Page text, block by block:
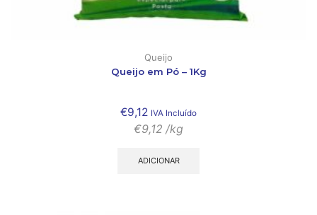
Queijo
Queijo em Pó – 1Kg
€9,12 IVA Incluído
€9,12 /kg
ADICIONAR